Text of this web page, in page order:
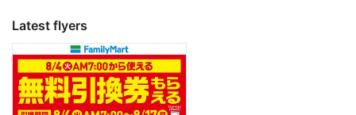
Latest flyers